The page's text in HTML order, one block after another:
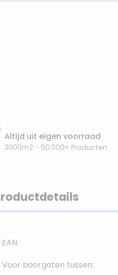
Altijd uit eigen voorraad
3000m2 - 60.000+ Producten
EAN
Voor boorgaten tussen: